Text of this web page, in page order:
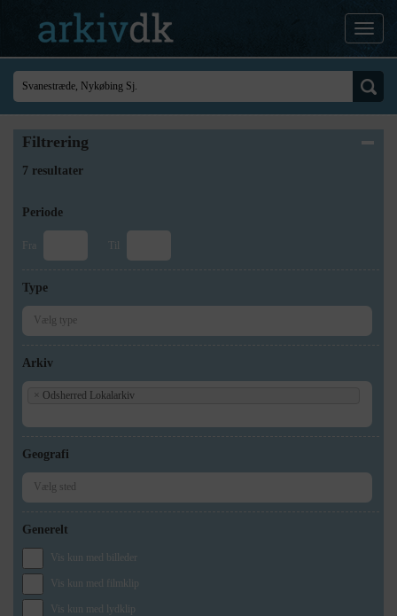
Filtrering
7 resultater
Periode
Fra Til
Type
Arkiv
× Odsherred Lokalarkiv
Geografi
Generelt
Vis kun med billeder
Vis kun med filmklip
Vis kun med lydklip